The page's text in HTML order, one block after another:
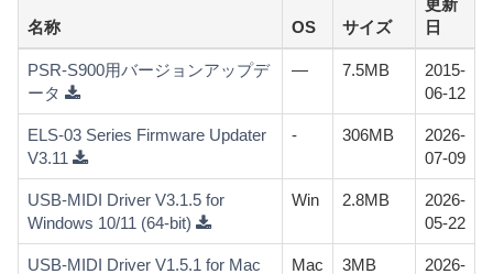
名称
OS サイズ
日
PSR-S900用バージョンアップデ
ータ
— 7.5MB
2015-
06-12
ELS-03 Series Firmware Updater
V3.11
- 306MB
2026-
07-09
USB-MIDI Driver V3.1.5 for
Windows 10/11 (64-bit)
Win 2.8MB
2026-
05-22
USB-MIDI Driver V1.5.1 for Mac
Mac 3MB
2026-